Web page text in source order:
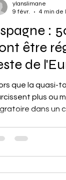
:
être
de
que la quasi-
plus ou
dans un
ylanslimane
9 févr.
4 min de